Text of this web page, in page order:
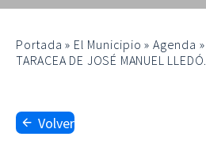
Portada » El Municipio »Agenda »
TARACEA DE JOSÉ MANUEL LLEDÓ.
Volver